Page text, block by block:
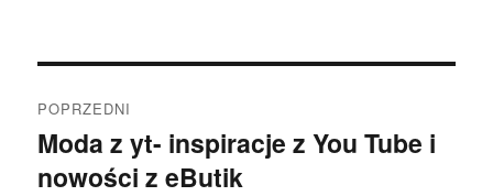
wpisu
POPRZEDNI
Poprzedni
wpis:
Moda z yt- inspiracje z You Tube i
nowości z eButik